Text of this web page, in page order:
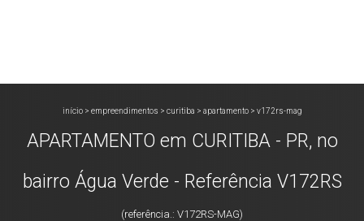
início> empreendimentos > curitiba > apartamento> v172rs-mag
APARTAMENTO em CURITIBA - PR, no
bairro Água Verde - Referência V172RS
(referência.: V172RS-MAG)